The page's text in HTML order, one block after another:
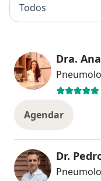
Todos
Dra.
Agendar
Dr.